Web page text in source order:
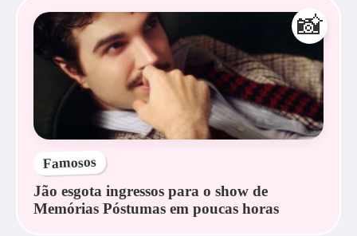
📸
Famosos
Jão esgota ingressos para o show de
Memórias Póstumas em poucas horas